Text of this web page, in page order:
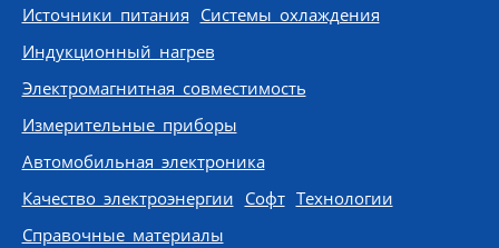
Источники питания Системы охлаждения
Индукционный нагрев
Электромагнитная совместимость
Измерительные приборы
Автомобильная электроника
Качество электроэнергии Софт Технологии
Справочные материалы